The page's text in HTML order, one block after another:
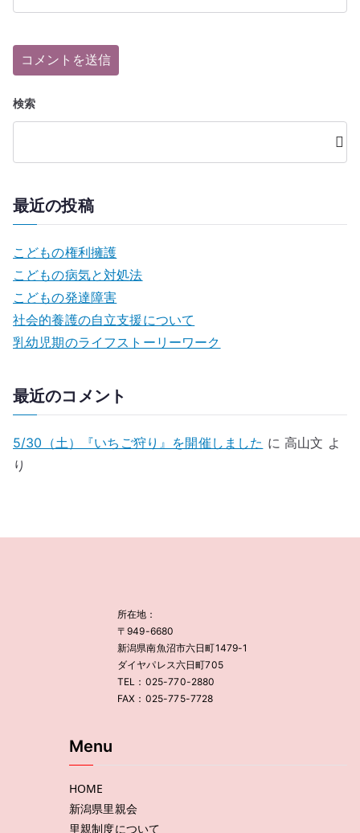
検索
検
索
最近の投稿
こどもの権利擁護
こどもの病気と対処法
こどもの発達障害
社会的養護の自立支援について
乳幼児期のライフストーリーワーク
最近のコメント
5/30（土）『いちご狩り』を開催しました に 高山文 よ
り
所在地：
〒949-6680
新潟県南魚沼市六日町1479-1
ダイヤパレス六日町705
TEL：025-770-2880
FAX：025-775-7728
Menu
HOME
新潟県里親会
里親制度について